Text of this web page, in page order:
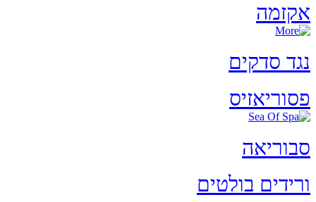
אקזמה
נגד סדקים
פסוריאזיס
סבוריאה
ורידים בולטים